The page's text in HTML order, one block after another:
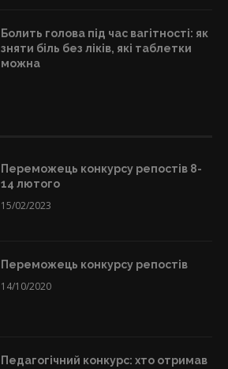
Болить голова під час вагітності: як
зняти біль без ліків, які таблетки
можна
Переможець конкурсу репостів 8-
14 лютого
15/02/2023
Переможець конкурсу репостів
14/10/2020
Педагогічний конкурс: хто отримав